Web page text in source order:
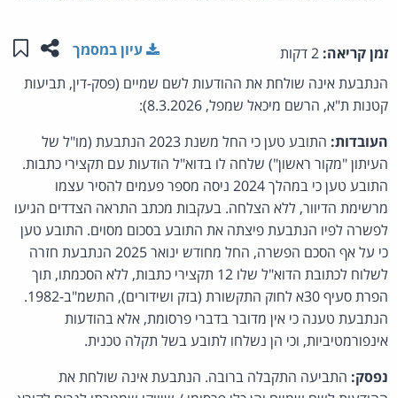
זמן קריאה: שתפו
עיון במסמך
הנתבעת אינה שולחת את ההודעות לשם שמיים (פסק-דין, תביעות
קטנות ת"א, הרשם מיכאל שמפל, 8.3.2026):
העובדות:
התובע טען כי החל משנת 2023 הנתבעת (מו"ל של
העיתון "מקור ראשון") שלחה לו בדוא"ל הודעות עם תקצירי כתבות.
התובע טען כי במהלך 2024 ניסה מספר פעמים להסיר עצמו
מרשימת הדיוור, ללא הצלחה. בעקבות מכתב התראה הצדדים הגיעו
לפשרה לפיו הנתבעת פיצתה את התובע בסכום מסוים. התובע טען
כי על אף הסכם הפשרה, החל מחודש ינואר 2025 הנתבעת חזרה
לשלוח לכתובת הדוא"ל שלו 12 תקצירי כתבות, ללא הסכמתו, תוך
הפרת סעיף 30א לחוק התקשורת (בזק ושידורים), התשמ"ב-1982.
הנתבעת טענה כי אין מדובר בדברי פרסומת, אלא בהודעות
אינפורמטיביות, וכי הן נשלחו לתובע בשל תקלה טכנית.
נפסק: התביעה התקבלה ברובה. הנתבעת אינה שולחת את